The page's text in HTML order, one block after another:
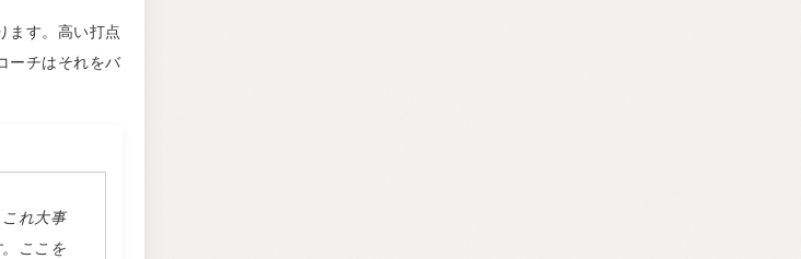
ます。高い打点
ーチはそれをバ
れ大事
ここを